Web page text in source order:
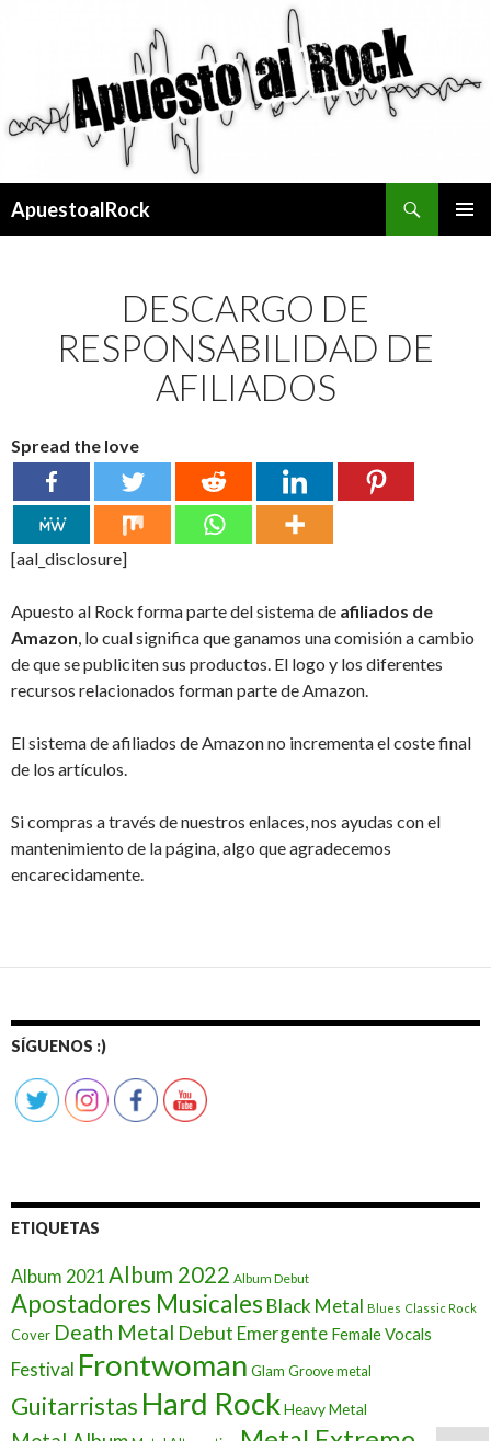
ApuestoalRock
DESCARGO DE
RESPONSABILIDAD DE
AFILIADOS
Spread the love
[aal_disclosure]
Apuesto al Rock forma parte del sistema de afiliados de
Amazon , lo cual significa que ganamos una comisión a cambio
de que se publiciten sus productos. El logo y los diferentes
recursos relacionados forman parte de Amazon.
El sistema de afiliados de Amazon no incrementa el coste final
de los artículos.
Si compras a través de nuestros enlaces, nos ayudas con el
mantenimiento de la página, algo que agradecemos
encarecidamente.
SÍGUENOS :)
ETIQUETAS
Album 2021 Album 2022 Album Debut
Apostadores Musicales Black Metal Blues Classic Rock
Cover Death Metal Debut Emergente Female Vocals
Festival Frontwoman Glam Groove metal
Guitarristas Hard RockHeavy Metal